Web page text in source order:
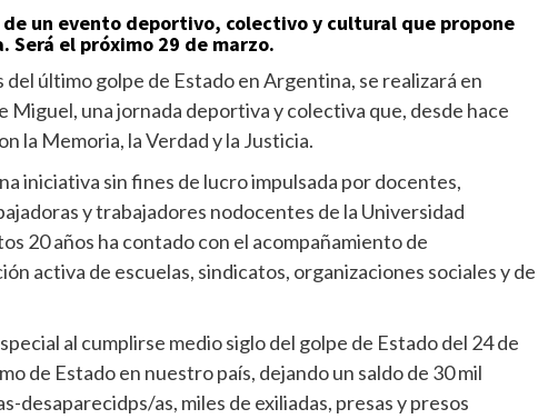
de un evento deportivo, colectivo y cultural que propone
Será el próximo 29 de marzo.
del último golpe de Estado en Argentina, se realizará en
Miguel, una jornada deportiva y colectiva que, desde hace
la Memoria, la Verdad y la Justicia.
iniciativa sin fines de lucro impulsada por docentes,
y trabajadores nodocentes de la Universidad
20 años ha contado con el acompañamiento de
activa de escuelas, sindicatos, organizaciones sociales y de
al cumplirse medio siglo del golpe de Estado del 24 de
de Estado en nuestro país, dejando un saldo de 30 mil
desaparecidps/as, miles de exiliadas, presas y presos